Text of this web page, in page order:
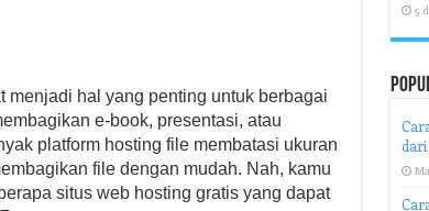
menjadi hal yang penting untuk berbagai
e-book, presentasi, atau
platform hosting file membatasi ukuran
file dengan mudah. Nah, kamu
situs web hosting gratis yang dapat
5
dari